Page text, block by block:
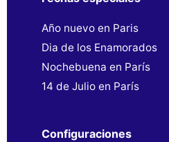
Año nuevo en Paris
Dia de los Enamorados
Nochebuena en París
14 de Julio en París
Configuraciones